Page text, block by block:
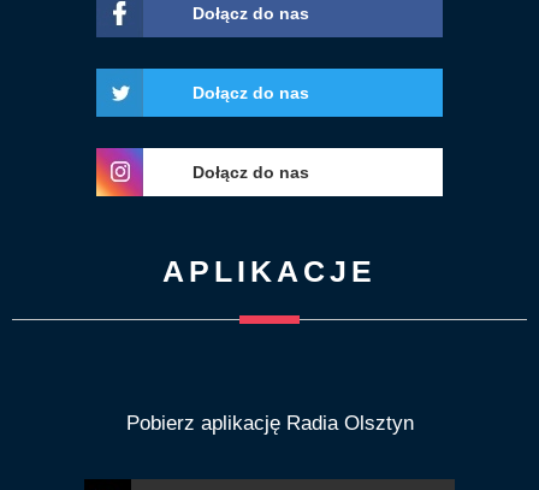
Dołącz do nas
Dołącz do nas
Dołącz do nas
APLIKACJE
Pobierz aplikację Radia Olsztyn